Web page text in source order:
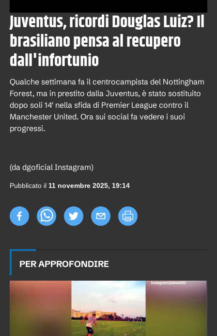
Juventus, ricordi Douglas Luiz? Il
brasiliano pensa al recupero
dall'infortunio
Qualche settimana fa il centrocampista del Nottingham
Forest, ma in prestito dalla Juventus, è stato sostituito
dopo soli 14' nella sfida di Premier League contro il
Manchester United. Ora sui social fa vedere i suoi
progressi.
(da dgoficial Instagram)
Pubblicato il 11 novembre 2025, 19:14
PER APPROFONDIRE